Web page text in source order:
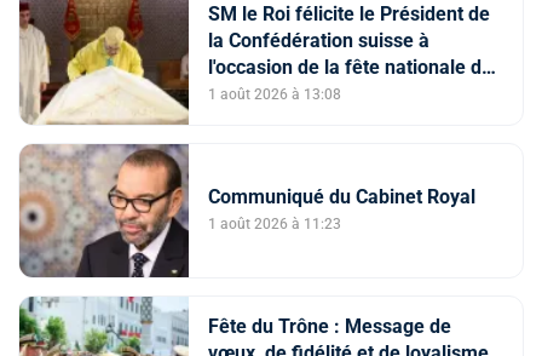
SM le Roi félicite le Président de
la Confédération suisse à
l'occasion de la fête nationale de
son pays
1 août 2026 à 13:08
Communiqué du Cabinet Royal
1 août 2026 à 11:23
Fête du Trône : Message de